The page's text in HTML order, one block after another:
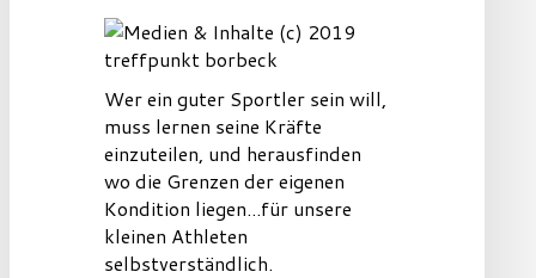
Wer ein guter Sportler sein will,
muss lernen seine Kräfte
einzuteilen, und herausfinden
wo die Grenzen der eigenen
Kondition liegen...für unsere
kleinen Athleten
selbstverständlich.